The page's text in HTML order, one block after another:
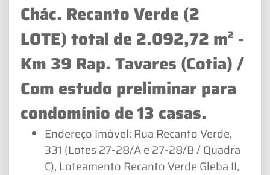
Chác. Recanto Verde (2
LOTE) total de 2.092,72 m² -
Km 39 Rap. Tavares (Cotia) /
Com estudo preliminar para
condomínio de 13 casas.
Endereço Imóvel: Rua Recanto Verde,
331 (Lotes 27-28/A e 27-28/B / Quadra
C), Loteamento Recanto Verde Gleba II,